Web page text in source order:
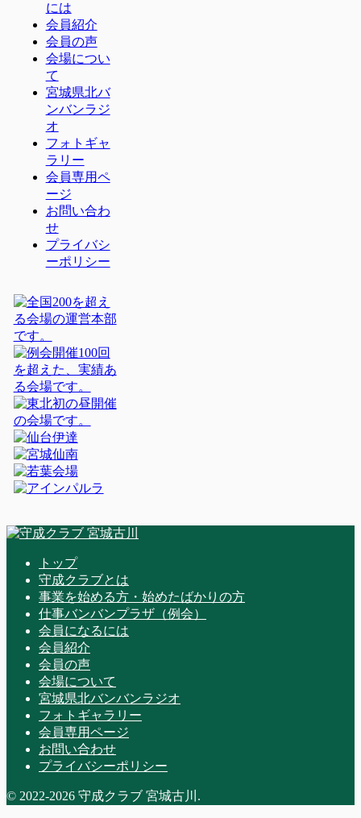
には
会員紹介
会員の声
会場につい
て
宮城県北バ
ンバンラジ
オ
フォトギャ
ラリー
会員専用ペ
ージ
お問い合わ
せ
プライバシ
ーポリシー
トップ
守成クラブとは
事業を始める方・始めたばかりの方
仕事バンバンプラザ（例会）
会員になるには
会員紹介
会員の声
会場について
宮城県北バンバンラジオ
フォトギャラリー
会員専用ページ
お問い合わせ
プライバシーポリシー
© 2022-2026 守成クラブ 宮城古川.